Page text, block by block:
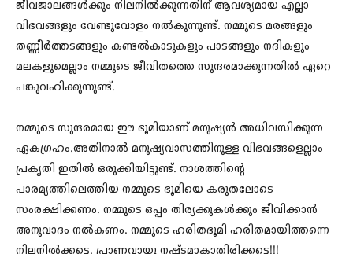
ജീവജാലങ്ങൾക്കും നിലനിൽക്കുന്നതിന് ആവശ്യമായ എല്ലാ
വിഭവങ്ങളും വേണ്ടുവോളം നൽകുന്നുണ്ട്. നമ്മുടെ മരങ്ങളും
തണ്ണീർത്തടങ്ങളും കണ്ടൽകാടുകളും പാടങ്ങളും നദികളും
മലകളുമെല്ലാം നമ്മുടെ ജീവിതത്തെ സുന്ദരമാക്കുന്നതിൽ ഏറെ
പങ്കുവഹിക്കുന്നുണ്ട്.
നമ്മുടെ സുന്ദരമായ ഈ ഭൂമിയാണ് മനുഷ്യൻ അധിവസിക്കുന്ന
ഏകഗ്രഹം.അതിനാൽ മനുഷ്യവാസത്തിനുള്ള വിഭവങ്ങളെല്ലാം
പ്രകൃതി ഇതിൽ ഒരുക്കിയിട്ടുണ്ട്. നാശത്തിന്റെ
പാരമ്യത്തിലെത്തിയ നമ്മുടെ ഭൂമിയെ കരുതലോടെ
സംരക്ഷിക്കണം. നമ്മുടെ ഒപ്പം തിര്യക്കുകൾക്കും ജീവിക്കാൻ
അനുവാദം നൽകണം. നമ്മുടെ ഹരിതഭൂമി ഹരിതമായിത്തന്നെ